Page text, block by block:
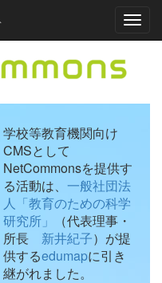
学校等教育機関向け
CMSとして
NetCommonsを提供す
る活動は、 一般社団法
人「教育のための科学
研究所」
（代表理事・
所長 新井紀子）が提
供するedumapに引き
継がれました。